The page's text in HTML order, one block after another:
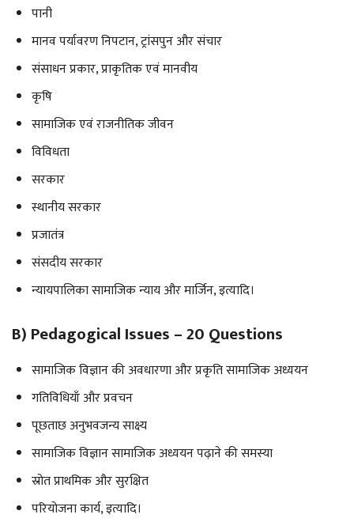
पानी
मानव पर्यावरण निपटान, ट्रांसपुन और संचार
संसाधन प्रकार, प्राकृतिक एवं मानवीय
कृषि
सामाजिक एवं राजनीतिक जीवन
विविधता
सरकार
स्थानीय सरकार
प्रजातंत्र
संसदीय सरकार
न्यायपालिका सामाजिक न्याय और मार्जिन, इत्यादि।
B) Pedagogical Issues – 20 Questions
सामाजिक विज्ञान की अवधारणा और प्रकृति सामाजिक अध्ययन
गतिविधियाँ और प्रवचन
पूछताछ अनुभवजन्य साक्ष्य
सामाजिक विज्ञान सामाजिक अध्ययन पढ़ाने की समस्या
स्रोत प्राथमिक और सुरक्षित
परियोजना कार्य, इत्यादि।